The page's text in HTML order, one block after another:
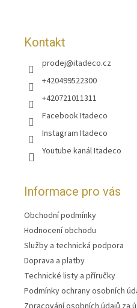
Kontakt
prodej@itadeco.cz
+420499522300
+420721011311
Facebook Itadeco
Instagram Itadeco
Youtube kanál Itadeco
Informace pro vás
Obchodní podmínky
Hodnocení obchodu
Služby a technická podpora
Doprava a platby
Technické listy a příručky
Podmínky ochrany osobních